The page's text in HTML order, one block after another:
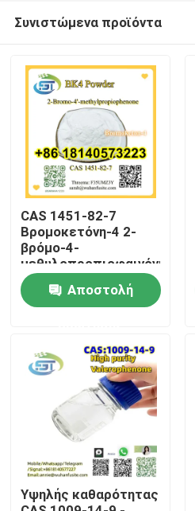
Σπίτι
Περίπου εμείς
Συνιστώμενα προϊόντα
CAS 1451-82-7
Βρομοκετόνη-4 2-
βρόμο-4-
μεθυλοπροπιοφαινόνη
υψηλής καθαρότητας
Αποστολή
Υψηλής καθαρότητας